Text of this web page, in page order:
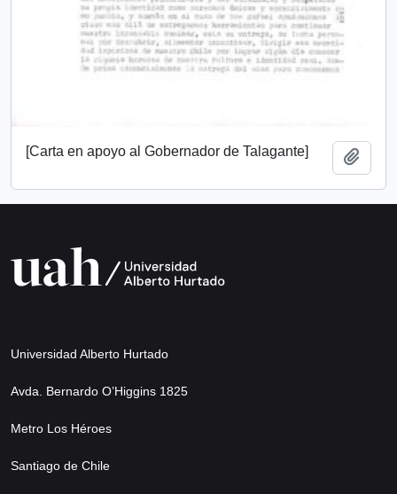
[Carta en apoyo al Gobernador de Talagante]
Universidad Alberto Hurtado
Avda. Bernardo O’Higgins 1825
Metro Los Héroes
Santiago de Chile